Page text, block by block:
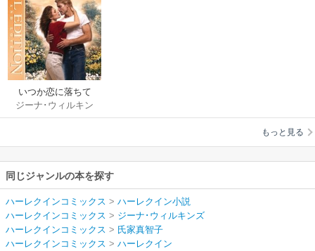
いつか恋に落ちて
ジーナ･ウィルキン
ズ/氏家真智子
もっと見る
同じジャンルの本を探す
ハーレクインコミックス > ハーレクイン小説
ハーレクインコミックス > ジーナ･ウィルキンズ
ハーレクインコミックス > 氏家真智子
ハーレクインコミックス > ハーレクイン